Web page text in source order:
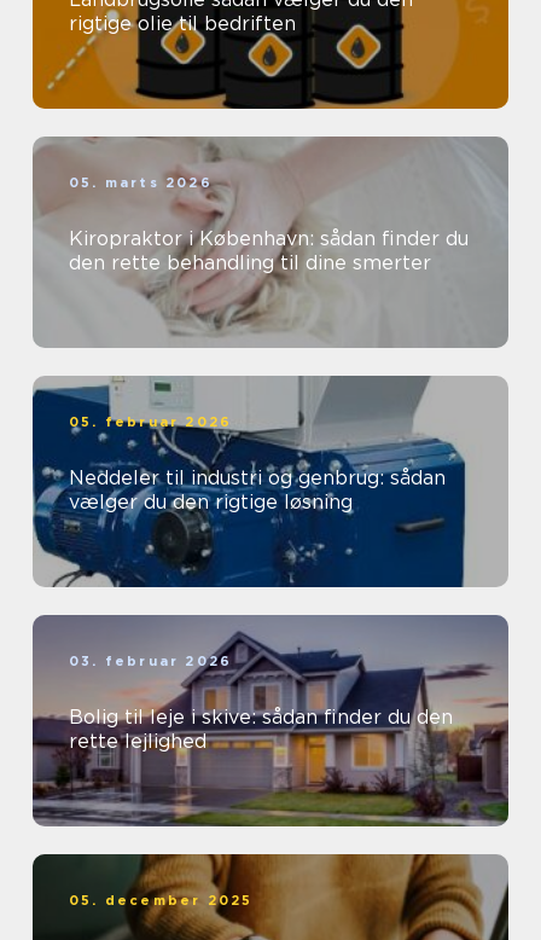
rigtige olie til bedriften
05. marts 2026
Kiropraktor i København: sådan finder du
den rette behandling til dine smerter
05. februar 2026
Neddeler til industri og genbrug: sådan
vælger du den rigtige løsning
03. februar 2026
Bolig til leje i skive: sådan finder du den
rette lejlighed
05. december 2025